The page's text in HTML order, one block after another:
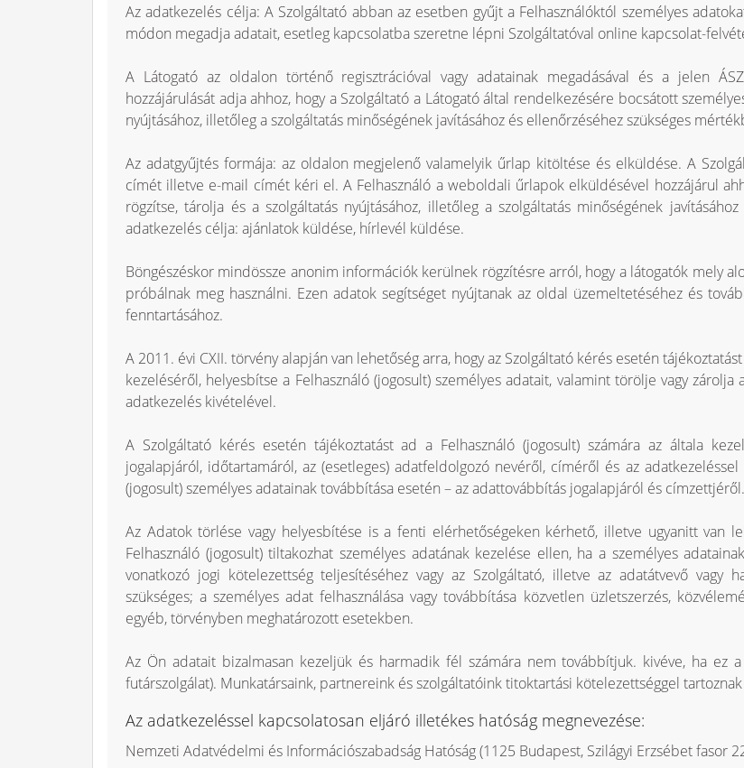
Az adatkezelés célja: A Szolgáltató abban az esetben gyűjt a Felhasználóktól személyes
módon megadja adatait, esetleg kapcsolatba szeretne lépni Szolgáltatóval online kapcsolat-
A Látogató az oldalon történő regisztrációval vagy adatainak megadásával és a jelen
hozzájárulását adja ahhoz, hogy a Szolgáltató a Látogató által rendelkezésére bocsátott
nyújtásához, illetőleg a szolgáltatás minőségének javításához és ellenőrzéséhez szükséges
Az adatgyűjtés formája: az oldalon megjelenő valamelyik űrlap kitöltése és elküldése. A
címét illetve e-mail címét kéri el. A Felhasználó a weboldali űrlapok elküldésével hozzájárul
rögzítse, tárolja és a szolgáltatás nyújtásához, illetőleg a szolgáltatás minőségének
adatkezelés célja: ajánlatok küldése, hírlevél küldése.
Böngészéskor mindössze anonim információk kerülnek rögzítésre arról, hogy a látogatók mely
próbálnak meg használni. Ezen adatok segítséget nyújtanak az oldal üzemeltetéséhez és
fenntartásához.
A 2011. évi CXII. törvény alapján van lehetőség arra, hogy az Szolgáltató kérés esetén
kezeléséről, helyesbítse a Felhasználó (jogosult) személyes adatait, valamint törölje vagy
adatkezelés kivételével.
A Szolgáltató kérés esetén tájékoztatást ad a Felhasználó (jogosult) számára az általa
jogalapjáról, időtartamáról, az (esetleges) adatfeldolgozó nevéről, címéről és az
(jogosult) személyes adatainak továbbítása esetén – az adattovábbítás jogalapjáról és címzettjéről.
Az Adatok törlése vagy helyesbítése is a fenti elérhetőségeken kérhető, illetve ugyanitt van
Felhasználó (jogosult) tiltakozhat személyes adatának kezelése ellen, ha a személyes
vonatkozó jogi kötelezettség teljesítéséhez vagy az Szolgáltató, illetve az adatátvevő vagy
szükséges; a személyes adat felhasználása vagy továbbítása közvetlen üzletszerzés,
egyéb, törvényben meghatározott esetekben.
Az Ön adatait bizalmasan kezeljük és harmadik fél számára nem továbbítjuk. kivéve, ha ez
futárszolgálat). Munkatársaink, partnereink és szolgáltatóink titoktartási kötelezettséggel
Az adatkezeléssel kapcsolatosan eljáró illetékes hatóság megnevezése:
Nemzeti Adatvédelmi és Információszabadság Hatóság (1125 Budapest, Szilágyi Erzsébet fasor